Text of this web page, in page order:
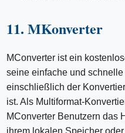
11. MKonverter
MConverter ist ein
seine einfache und
einschließlich der
ist. Als Multiformat-
MConverter Benutzern das